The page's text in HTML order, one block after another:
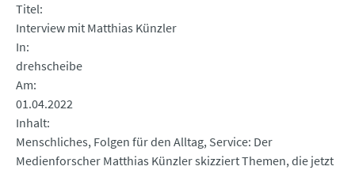
Titel
Interview mit Matthias Künzler
In
drehscheibe
Am
01.04.2022
Inhalt
Menschliches, Folgen für den Alltag, Service: Der
Medienforscher Matthias Künzler skizziert Themen, die jetzt